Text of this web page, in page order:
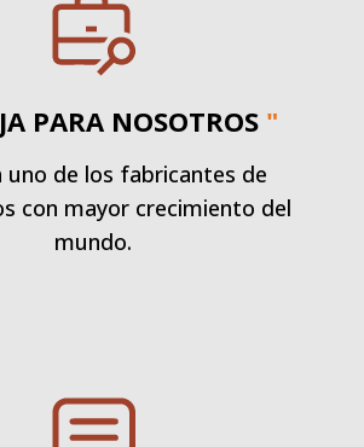
PARA NOSOTROS "
uno de los fabricantes de
con mayor crecimiento del
mundo.